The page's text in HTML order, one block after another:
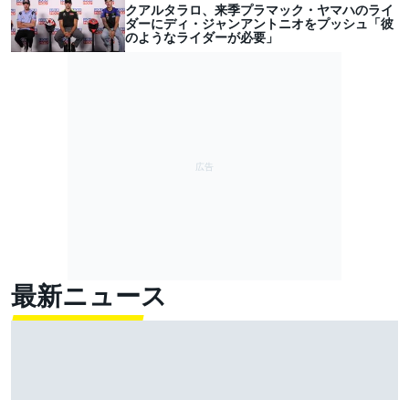
クアルタラロ、来季プラマック・ヤマハのライ
ダーにディ・ジャンアントニオをプッシュ「彼
のようなライダーが必要」
最新ニュース